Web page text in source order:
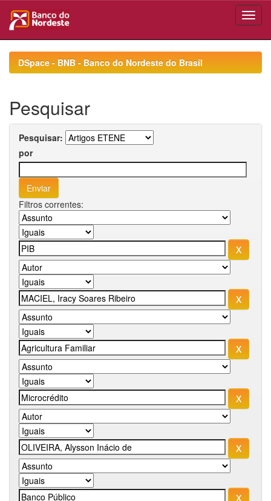
navigationDSpace - BNB - Banco do Nordeste do Brasil
Pesquisar
Pesquisar:
por
Filtros correntes: